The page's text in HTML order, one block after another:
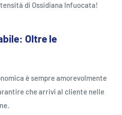
di Ossidiana Infuocata!
Oltre le
è sempre amorevolmente
che arrivi al cliente nelle